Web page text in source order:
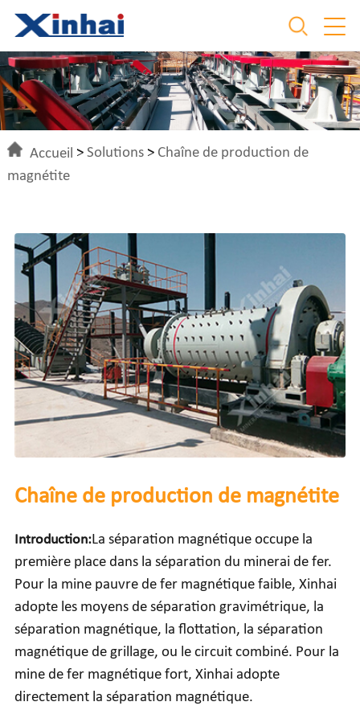
Accueil >Solutions > Chaîne de production de
magnétite
Chaîne de production de magnétite
Introduction:La séparation magnétique occupe la
première place dans la séparation du minerai de fer.
Pour la mine pauvre de fer magnétique faible, Xinhai
adopte les moyens de séparation gravimétrique, la
séparation magnétique, la flottation, la séparation
magnétique de grillage, ou le circuit combiné. Pour la
mine de fer magnétique fort, Xinhai adopte
directement la séparation magnétique.